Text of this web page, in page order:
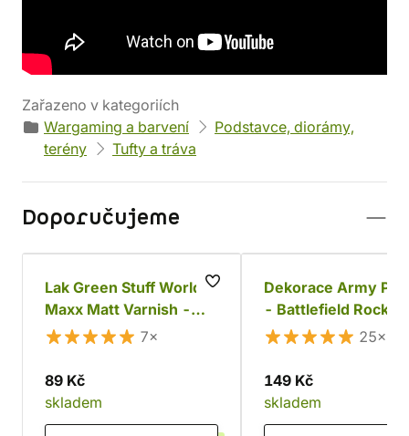
8436574503708
Kód produktu
Zařazeno v kategoriích
Wargaming a barvení
Podstavce, diorámy,
terény
Tufty a tráva
Doporučujeme
Lak Green Stuff World:
Maxx Matt Varnish -
Ultramate
7×
89 Kč
skladem
Dekorace Army
- Battlefield Rocks,
posyp
25×
149 Kč
skladem